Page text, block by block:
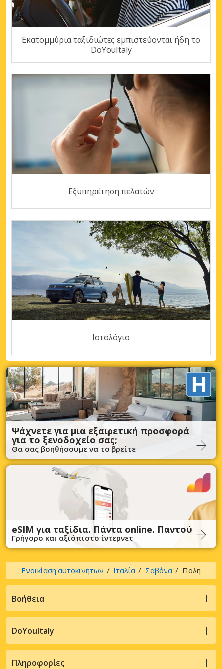
Εκατομμύρια ταξιδιώτες εμπιστεύονται ήδη το
DoYouItaly
Εξυπηρέτηση πελατών
Ιστολόγιο
Ψάχνετε για μια εξαιρετική προσφορά
για το ξενοδοχείο σας;
Θα σας βοηθήσουμε να το βρείτε
eSIM για ταξίδια. Πάντα online. Παντού
Γρήγορο και αξιόπιστο ίντερνετ
Ενοικίαση αυτοκινήτων Ιταλία Σαβόνα Πoλη
Βοήθεια
DoYouItaly
Πληροφορίες